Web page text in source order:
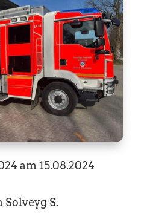
am 15.08.2024
Solveyg S.